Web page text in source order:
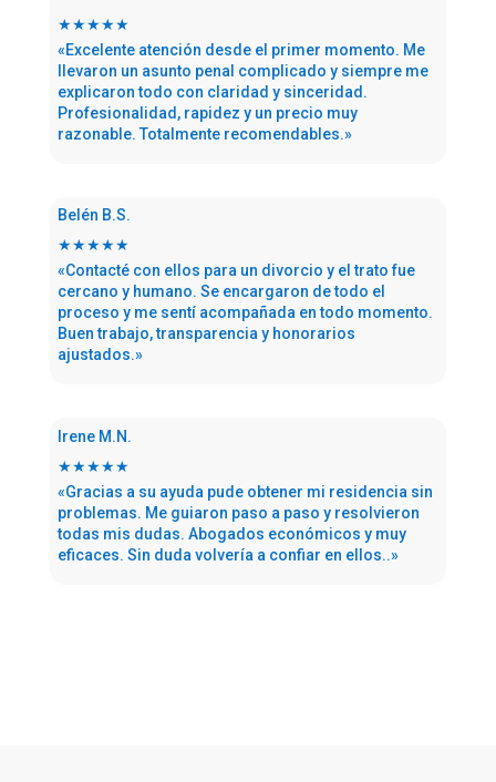
★★★★★
«Excelente atención desde el primer momento. Me
llevaron un asunto penal complicado y siempre me
explicaron todo con claridad y sinceridad.
Profesionalidad, rapidez y un precio muy
razonable. Totalmente recomendables.»
Belén B.S.
★★★★★
«Contacté con ellos para un divorcio y el trato fue
cercano y humano. Se encargaron de todo el
proceso y me sentí acompañada en todo momento.
Buen trabajo, transparencia y honorarios
ajustados.»
Irene M.N.
★★★★★
«Gracias a su ayuda pude obtener mi residencia sin
problemas. Me guiaron paso a paso y resolvieron
todas mis dudas. Abogados económicos y muy
eficaces. Sin duda volvería a confiar en ellos..»